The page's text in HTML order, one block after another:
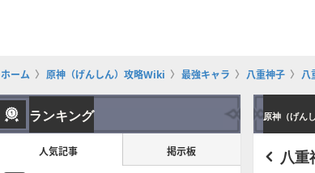
ホーム 原神（げんしん）攻略Wiki 最強キャラ 八重神子 八
原神（げん
八重
ランキング
人気記事 掲示板